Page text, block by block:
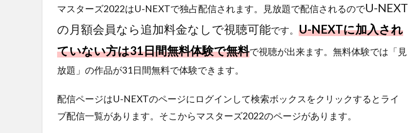
マスターズ2022はU-NEXTで独占配信されます。見放題で配信されるのでU-NEXT
の月額会員なら追加料金なしで視聴可能です。 U-NEXTに加入され
ていない方は31日間無料体験で無料で視聴が出来ます。無料体験では「見
放題」の作品が31日間無料で体験できます。
配信ページはU-NEXTのページにログインして検索ボックスをクリックするとライ
ブ配信一覧があります。そこからマスターズ2022のページがあります。